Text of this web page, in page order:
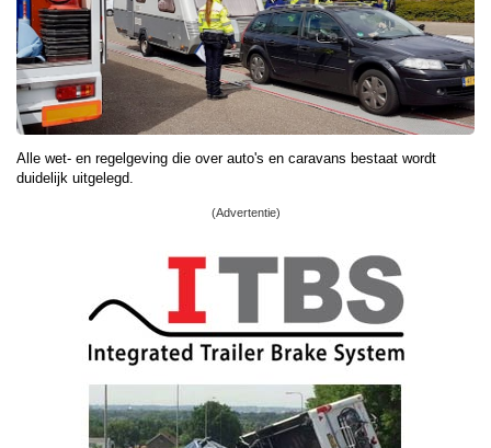
Alle wet- en regelgeving die over auto's en caravans bestaat wordt
duidelijk uitgelegd.
(Advertentie)